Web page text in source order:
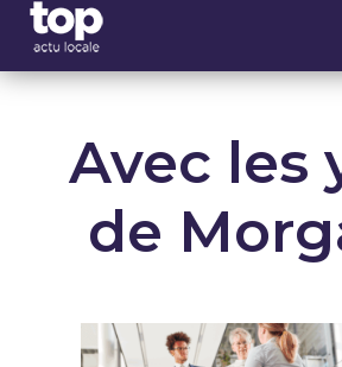
Avec les
de
Panneau de gestion des cookies